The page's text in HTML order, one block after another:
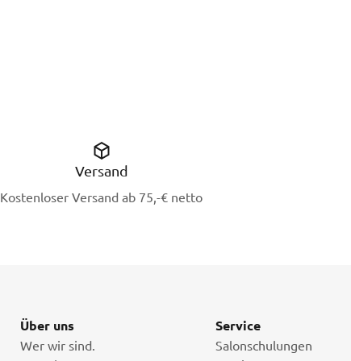
Versand
Kostenloser Versand ab 75,-€ netto
Über uns
Wer wir sind.
Service
Salonschulungen